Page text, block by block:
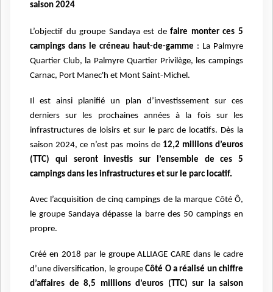
saison 2024
L’objectif du groupe Sandaya est defaire monter ces 5
campings dans le créneau haut-de-gamme : La Palmyre
Quartier Club, la Palmyre Quartier Privilège, les campings
Carnac, Port Manec'h et Mont Saint-Michel.
Il est ainsi planifié un plan d’investissement sur ces
derniers sur les prochaines années à la fois sur les
infrastructures de loisirs et sur le parc de locatifs. Dès la
saison 2024, ce n’est pas moins de12,2 millions d’euros
(TTC) qui seront investis sur l’ensemble de ces 5
campings dans les infrastructures et sur le parc locatif.
Avec l’acquisition de cinq campings de la marque Côté Ô,
le groupe Sandaya dépasse la barre des 50 campings en
propre.
Créé en 2018 par le groupe ALLIAGE CARE dans le cadre
d’une diversification, le groupeCôté O a réalisé un chiffre
d’affaires de 8,5 millions d’euros (TTC) sur la saison